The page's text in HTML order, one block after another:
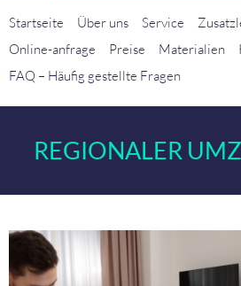
Startseite Über uns Service
Online-anfrage
Preise Materialien
FAQ – Häufig gestellte Fragen
REGIONALER